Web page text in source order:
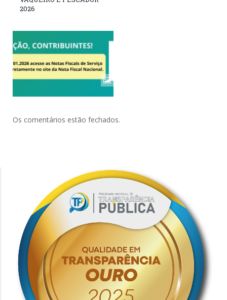
2026
Os comentários estão fechados.